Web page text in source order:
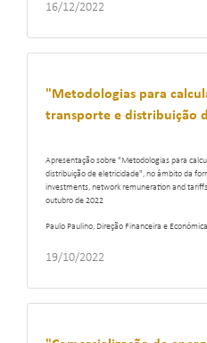
16/12/2022
"Metodologias para
transporte e distribuição
Apresentação sobre "Metodologias para
distribuição de eletricidade", no âmbito da
investments, network remuneration and
outubro de 2022
Paulo Paulino, Direção Financeira e Económica
19/10/2022